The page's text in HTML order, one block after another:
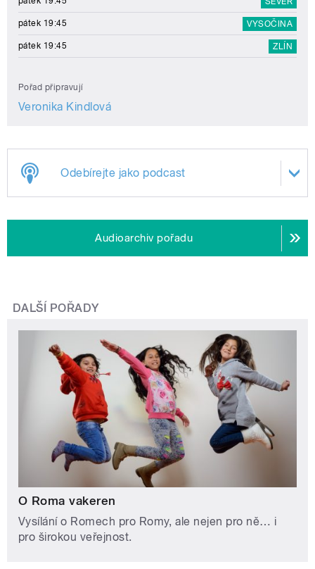
pátek 19:45 VYSOČINA
pátek 19:45 ZLÍN
Pořad připravují
Veronika Kindlová
Odebírejte jako podcast
Audioarchiv pořadu
DALŠÍ POŘADY
O Roma vakeren
Vysílání o Romech pro Romy, ale nejen pro ně… i
pro širokou veřejnost.